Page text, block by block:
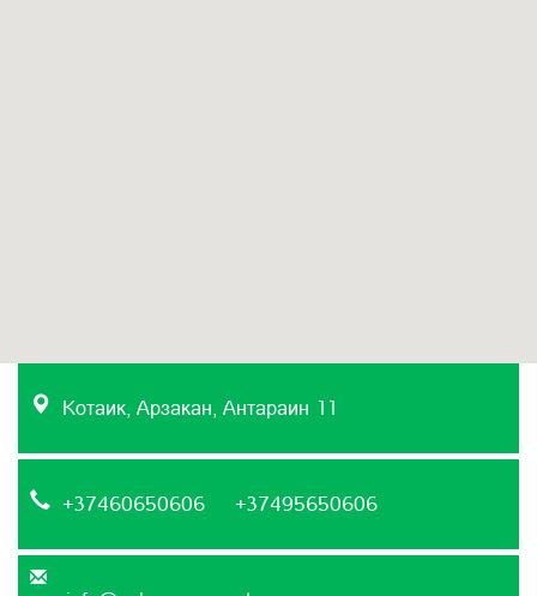
Котаик, Арзакан, Антараин 11
+37460650606 +37495650606